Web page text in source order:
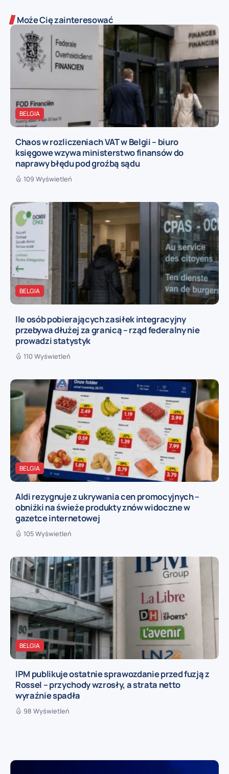
Może Cię zainteresować
BELGIA
Chaos w rozliczeniach VAT w Belgii – biuro
księgowe wzywa ministerstwo finansów do
naprawy błędu pod groźbą sądu
109 Wyświetleń
BELGIA
Ile osób pobierających zasiłek integracyjny
przebywa dłużej za granicą – rząd federalny nie
prowadzi statystyk
110 Wyświetleń
BELGIA
Aldi rezygnuje z ukrywania cen promocyjnych –
obniżki na świeże produkty znów widoczne w
gazetce internetowej
105 Wyświetleń
BELGIA
IPM publikuje ostatnie sprawozdanie przed fuzją z
Rossel – przychody wzrosły, a strata netto
wyraźnie spadła
98 Wyświetleń